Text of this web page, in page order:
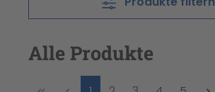
Alle Produkte